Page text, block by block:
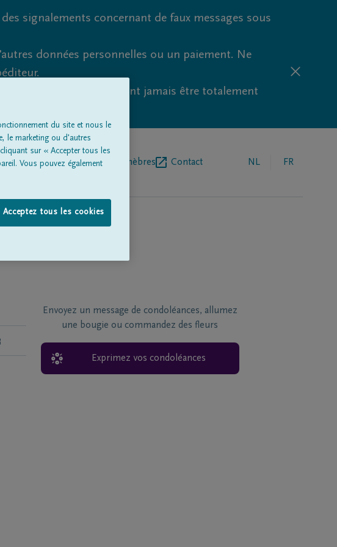
signalements concernant de faux messages sous
données personnelles ou un paiement. Ne
et de fraude ne peuvent jamais être totalement
Entrepreneur de pompes funèbres Contact NL FR
Envoyez un message de condoléances, allumez
une bougie ou commandez des fleurs
Exprimez vos condoléances
du site et nous le
le marketing ou d'autres
sur « Accepter tous les
Vous pouvez également
Acceptez tous les cookies